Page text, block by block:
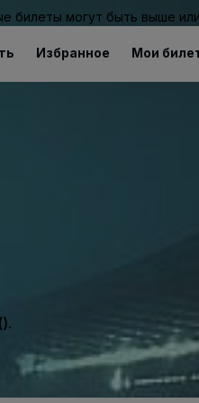
могут быть выше
Избранное Мои